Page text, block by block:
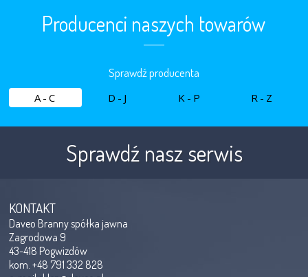
Producenci naszych towarów
Sprawdź producenta
A-C D-J K-P R-Z
Sprawdź nasz serwis
KONTAKT
Daveo Branny spółka jawna
Zagrodowa 9
43-418 Pogwizdów
kom. +48 791 332 828